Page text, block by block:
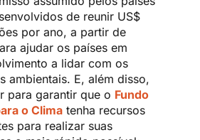
de reunir US$
por ano, a partir de
ajudar os países em
a lidar com os
ambientais. E, além disso,
para garantir que o Fundo
o Clima tenha recursos
para realizar suas